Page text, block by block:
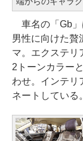
車名の「Gb」
男性に向けた贅
マ。エクステリ
2トーンカラー
わせ。インテリ
ネートしている。